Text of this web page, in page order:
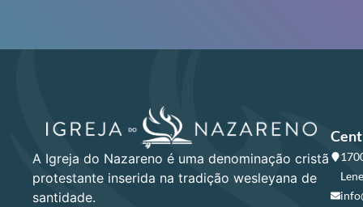
A Igreja do Nazareno é uma denominação cristã
protestante inserida na tradição wesleyana de
santidade.